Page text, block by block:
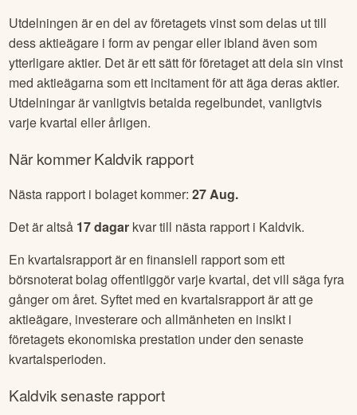
Utdelningen är en del av företagets vinst som delas ut till
dess aktieägare i form av pengar eller ibland även som
ytterligare aktier. Det är ett sätt för företaget att dela sin vinst
med aktieägarna som ett incitament för att äga deras aktier.
Utdelningar är vanligtvis betalda regelbundet, vanligtvis
varje kvartal eller årligen.
När kommerKaldvik rapport
Nästa rapport i bolaget kommer:27 Aug.
Det är altså 17dagar kvar till nästa rapport i Kaldvik.
En kvartalsrapport är en finansiell rapport som ett
börsnoterat bolag offentliggör varje kvartal, det vill säga fyra
gånger om året. Syftet med en kvartalsrapport är att ge
aktieägare, investerare och allmänheten en insikt i
företagets ekonomiska prestation under den senaste
kvartalsperioden.
Kaldviksenaste rapport